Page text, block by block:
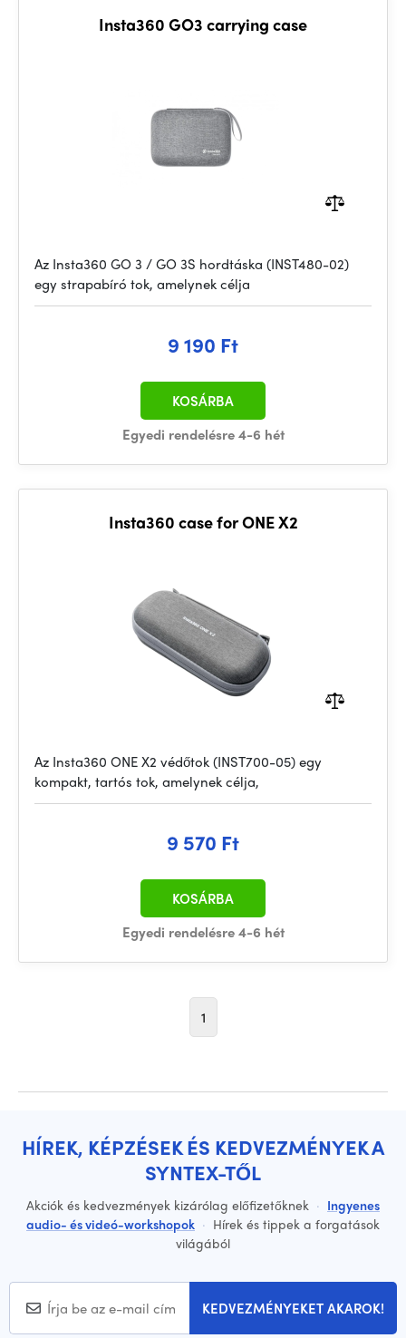
Insta360 GO3 carrying case
Az Insta360 GO 3 / GO 3S hordtáska (INST480-02)
egy strapabíró tok, amelynek célja
9 190 Ft
Egyedi rendelésre 4-6 hét
KOSÁRBA
Insta360 case for ONE X2
Az Insta360 ONE X2 védőtok (INST700-05) egy
kompakt, tartós tok, amelynek célja,
9 570 Ft
Egyedi rendelésre 4-6 hét
KOSÁRBA
1
HÍREK, KÉPZÉSEK ÉS KEDVEZMÉNYEK A
SYNTEX-TŐL
Akciók és kedvezmények kizárólag előfizetőknek · Ingyenes
audio- és videó-workshopok · Hírek és tippek a forgatások
világából
KEDVEZMÉNYEKET AKAROK!